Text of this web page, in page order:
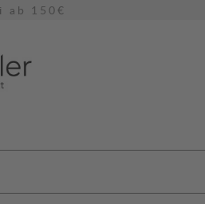
ab 150€